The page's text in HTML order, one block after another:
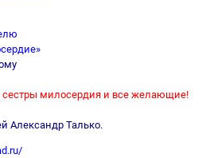
милосердия и все желающие!
Александр Талько.